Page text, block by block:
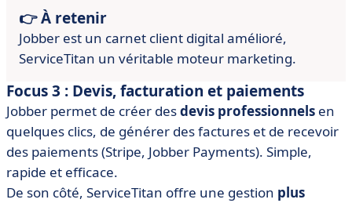
👉 À retenir
Jobber est un carnet client digital amélioré,
ServiceTitan un véritable moteur marketing.
Focus 3 : Devis, facturation et paiements
Jobber permet de créer desdevis professionnels en
quelques clics, de générer des factures et de recevoir
des paiements (Stripe, Jobber Payments). Simple,
rapide et efficace.
De son côté, ServiceTitan offre une gestion plus